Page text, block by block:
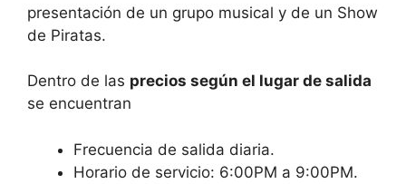
presentación de un grupo musical y de un Show
de Piratas.
Dentro de las precios según el lugar de salida
se encuentran
Frecuencia de salida diaria.
Horario de servicio: 6:00PM a 9:00PM.